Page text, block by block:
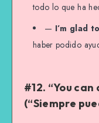
todo lo que ha
— I’m glad
haber podido
#12. “You
(“Siempre